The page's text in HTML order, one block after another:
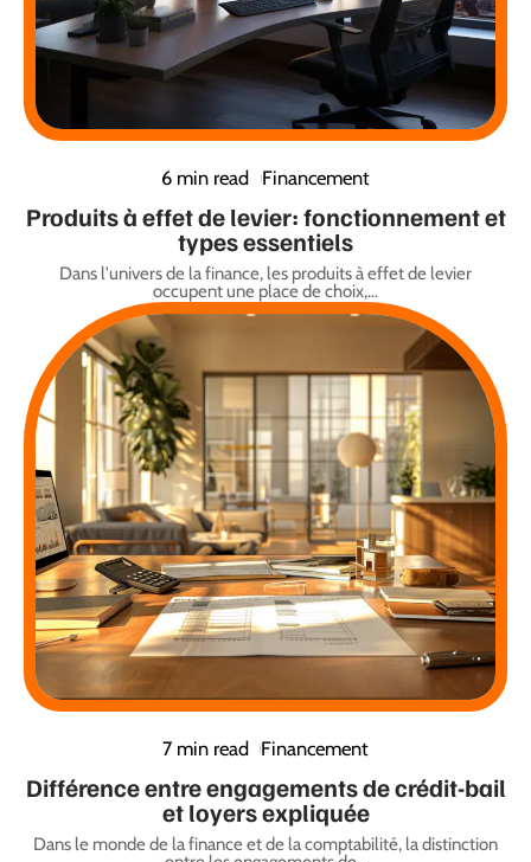
6 min read Financement
Produits à effet de levier: fonctionnement et
types essentiels
Dans l'univers de la finance, les produits à effet de levier
occupent une place de choix,…
7 min read Financement
Différence entre engagements de crédit-bail
et loyers expliquée
Dans le monde de la finance et de la comptabilité, la distinction